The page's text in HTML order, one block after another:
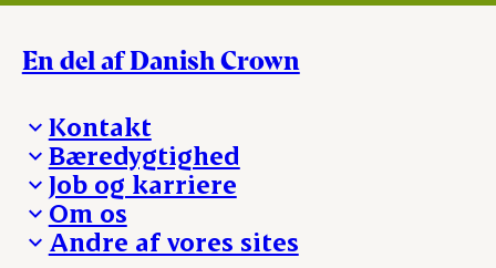
En del af Danish Crown
Kontakt
Besøg Danish Crown
Presse og nyheder
Reklamationer
Whistleblower
Øvrige henvendelser
Bæredygtighed
Fra jord til bord
Hverdagen
Ansvarlighed og nøgletal
Job og karriere
Arbejd med os
Ledige stillinger
Om os
Hvem er vi
Andre af vores sites